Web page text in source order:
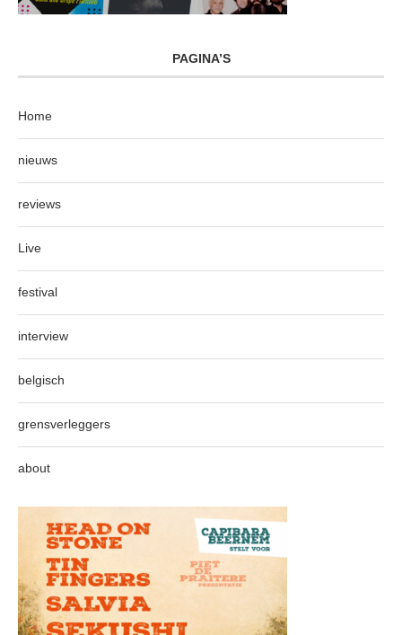
PAGINA’S
Home
nieuws
reviews
Live
festival
interview
belgisch
grensverleggers
about